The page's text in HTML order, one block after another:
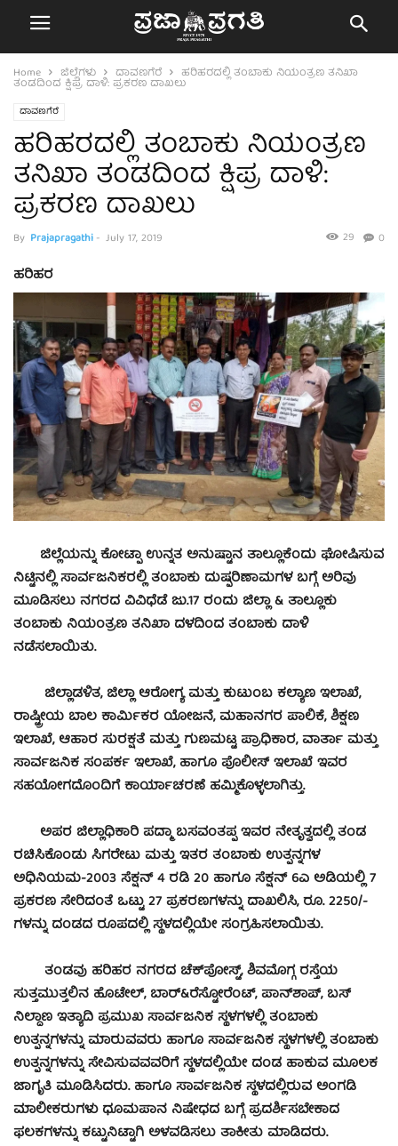
Home ಜಿಲ್ಲೆಗಳು ದಾವಣಗೆರೆ ಹರಿಹರದಲ್ಲಿ ತಂಬಾಕು ನಿಯಂತ್ರಣ ತನಿಖಾ
ತಂಡದಿಂದ ಕ್ಷಿಪ್ರ ದಾಳಿ: ಪ್ರಕರಣ ದಾಖಲು
ದಾವಣಗೆರೆ
ಹರಿಹರದಲ್ಲಿ ತಂಬಾಕು ನಿಯಂತ್ರಣ
ತನಿಖಾ ತಂಡದಿಂದ ಕ್ಷಿಪ್ರ ದಾಳಿ:
ಪ್ರಕರಣ ದಾಖಲು
By Prajapragathi- July 17, 2019 0
29
ಹರಿಹರ
ಜಿಲ್ಲೆಯನ್ನು ಕೋಟ್ಪಾ ಉನ್ನತ ಅನುಷ್ಟಾನ ತಾಲ್ಲೂಕೆಂದು ಘೋಷಿಸುವ
ನಿಟ್ಟಿನಲ್ಲಿ ಸಾರ್ವಜನಿಕರಲ್ಲಿ ತಂಬಾಕು ದುಷ್ಪರಿಣಾಮಗಳ ಬಗ್ಗೆ ಅರಿವು
ಮೂಡಿಸಲು ನಗರದ ವಿವಿಧೆಡೆ ಜು.17 ರಂದು ಜಿಲ್ಲಾ & ತಾಲ್ಲೂಕು
ತಂಬಾಕು ನಿಯಂತ್ರಣ ತನಿಖಾ ದಳದಿಂದ ತಂಬಾಕು ದಾಳಿ
ನಡೆಸಲಾಯಿತು.
ಜಿಲ್ಲಾಡಳಿತ, ಜಿಲ್ಲಾ ಆರೋಗ್ಯ ಮತ್ತು ಕುಟುಂಬ ಕಲ್ಯಾಣ ಇಲಾಖೆ,
ರಾಷ್ಟ್ರೀಯ ಬಾಲ ಕಾರ್ಮಿಕರ ಯೋಜನೆ, ಮಹಾನಗರ ಪಾಲಿಕೆ, ಶಿಕ್ಷಣ
ಇಲಾಖೆ, ಆಹಾರ ಸುರಕ್ಷತೆ ಮತ್ತು ಗುಣಮಟ್ಟ ಪ್ರಾಧಿಕಾರ, ವಾರ್ತಾ ಮತ್ತು
ಸಾರ್ವಜನಿಕ ಸಂಪರ್ಕ ಇಲಾಖೆ, ಹಾಗೂ ಪೊಲೀಸ್ ಇಲಾಖೆ ಇವರ
ಸಹಯೋಗದೊಂದಿಗೆ ಕಾರ್ಯಾಚರಣೆ ಹಮ್ಮಿಕೊಳ್ಳಲಾಗಿತ್ತು.
ಅಪರ ಜಿಲ್ಲಾಧಿಕಾರಿ ಪದ್ಮಾ ಬಸವಂತಪ್ಪ ಇವರ ನೇತೃತ್ವದಲ್ಲಿ ತಂಡ
ರಚಿಸಿಕೊಂಡು ಸಿಗರೇಟು ಮತ್ತು ಇತರ ತಂಬಾಕು ಉತ್ಪನ್ನಗಳ
ಅಧಿನಿಯಮ-2003 ಸೆಕ್ಷನ್ 4 ರಡಿ 20 ಹಾಗೂ ಸೆಕ್ಷನ್ 6ಎ ಅಡಿಯಲ್ಲಿ 7
ಪ್ರಕರಣ ಸೇರಿದಂತೆ ಒಟ್ಟು 27 ಪ್ರಕರಣಗಳನ್ನು ದಾಖಲಿಸಿ, ರೂ. 2250/-
ಗಳನ್ನು ದಂಡದ ರೂಪದಲ್ಲಿ ಸ್ಥಳದಲ್ಲಿಯೇ ಸಂಗ್ರಹಿಸಲಾಯಿತು.
ತಂಡವು ಹರಿಹರ ನಗರದ ಚೆಕ್‍ಪೋಸ್ಟ್, ಶಿವಮೊಗ್ಗ ರಸ್ತೆಯ
ಸುತ್ತಮುತ್ತಲಿನ ಹೊಟೇಲ್, ಬಾರ್&ರೆಸ್ಟೋರೆಂಟ್, ಪಾನ್‍ಶಾಪ್, ಬಸ್
ನಿಲ್ದಾಣ ಇತ್ಯಾದಿ ಪ್ರಮುಖ ಸಾರ್ವಜನಿಕ ಸ್ಥಳಗಳಲ್ಲಿ ತಂಬಾಕು
ಉತ್ಪನ್ನಗಳನ್ನು ಮಾರುವವರು ಹಾಗೂ ಸಾರ್ವಜನಿಕ ಸ್ಥಳಗಳಲ್ಲಿ ತಂಬಾಕು
ಉತ್ಪನ್ನಗಳನ್ನು ಸೇವಿಸುವವವರಿಗೆ ಸ್ಥಳದಲ್ಲಿಯೇ ದಂಡ ಹಾಕುವ ಮೂಲಕ
ಜಾಗೃತಿ ಮೂಡಿಸಿದರು. ಹಾಗೂ ಸಾರ್ವಜನಿಕ ಸ್ಥಳದಲ್ಲಿರುವ ಅಂಗಡಿ
ಮಾಲೀಕರುಗಳು ಧೂಮಪಾನ ನಿಷೇಧದ ಬಗ್ಗೆ ಪ್ರದರ್ಶಿಸಬೇಕಾದ
ಫಲಕಗಳನ್ನು ಕಟ್ಟುನಿಟ್ಟಾಗಿ ಅಳವಡಿಸಲು ತಾಕೀತು ಮಾಡಿದರು.